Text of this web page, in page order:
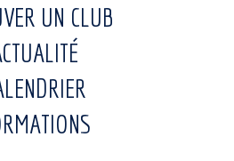
UN CLUB